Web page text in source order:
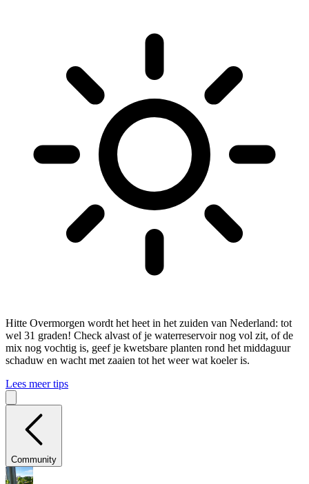
Hitte Overmorgen wordt het heet in het zuiden van Nederland: tot
wel 31 graden! Check alvast of je waterreservoir nog vol zit, of de
mix nog vochtig is, geef je kwetsbare planten rond het middaguur
schaduw en wacht met zaaien tot het weer wat koeler is.
Lees meer tips
Community